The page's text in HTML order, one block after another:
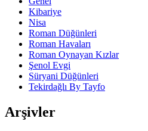
Kibariye
Nisa
Roman Düğünleri
Roman Havaları
Roman Oynayan Kızlar
Şenol Evgi
Süryani Düğünleri
Tekirdağlı By Tayfo
Arşivler